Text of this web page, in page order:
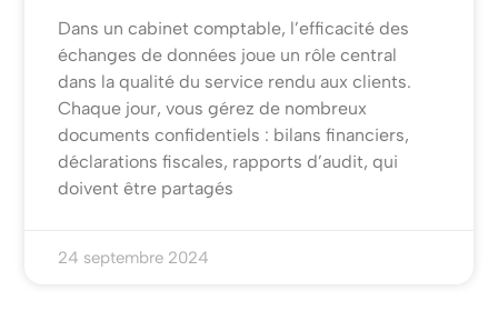
Dans un cabinet comptable, l’efficacité des
échanges de données joue un rôle central
dans la qualité du service rendu aux clients.
Chaque jour, vous gérez de nombreux
documents confidentiels : bilans financiers,
déclarations fiscales, rapports d’audit, qui
doivent être partagés
24 septembre 2024